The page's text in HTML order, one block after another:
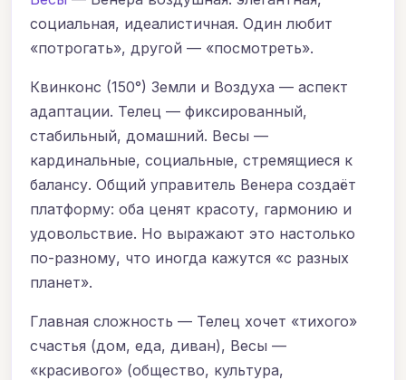
социальная, идеалистичная. Один любит
«потрогать», другой — «посмотреть».
Квинконс (150°) Земли и Воздуха — аспект
адаптации. Телец — фиксированный,
стабильный, домашний. Весы —
кардинальные, социальные, стремящиеся к
балансу. Общий управитель Венера создаёт
платформу: оба ценят красоту, гармонию и
удовольствие. Но выражают это настолько
по-разному, что иногда кажутся «с разных
планет».
Главная сложность — Телец хочет «тихого»
счастья (дом, еда, диван), Весы —
«красивого» (общество, культура,